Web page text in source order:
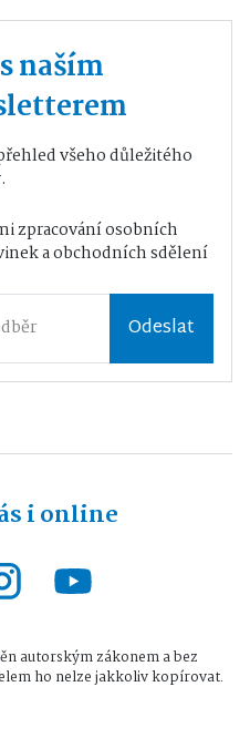
naším
všeho důležitého
zpracování osobních
a obchodních sdělení
Odeslat
i online
autorským zákonem a bez
ho nelze jakkoliv kopírovat.